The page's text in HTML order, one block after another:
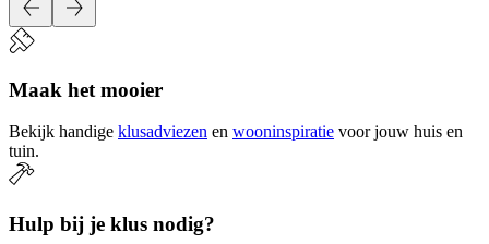
Maak het mooier
Bekijk handige klusadviezen en wooninspiratie voor jouw huis en
tuin.
Hulp bij je klus nodig?